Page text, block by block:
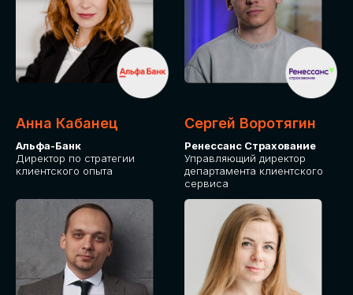
Анна Кабанец
Альфа-Банк
Директор по стратегии
клиентского опыта
Сергей Воротягин
Ренессанс Страхование
Управляющий директор
департамента клиентского
сервиса
СТОИМОСТЬ
УЧАСТИЯ